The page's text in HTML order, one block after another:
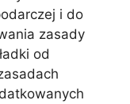
i do
zasady
od